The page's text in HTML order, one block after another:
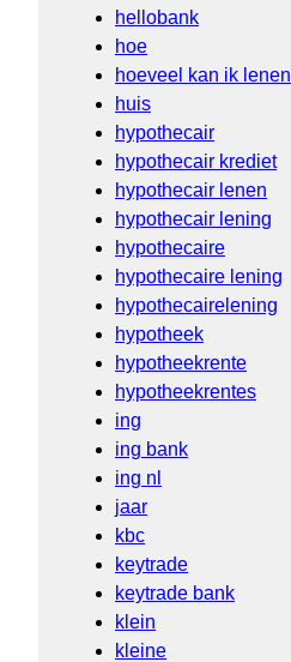
hellobank
hoe
hoeveel kan ik lenen
huis
hypothecair
hypothecair krediet
hypothecair lenen
hypothecair lening
hypothecaire
hypothecaire lening
hypothecairelening
hypotheek
hypotheekrente
hypotheekrentes
ing
ing bank
ing nl
jaar
kbc
keytrade
keytrade bank
klein
kleine